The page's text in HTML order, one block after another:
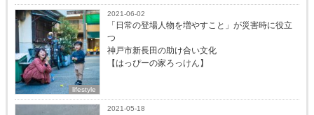
lifestyle
2021-06-02
「日常の登場人物を増やすこと」が災害時に役立
つ
神戸市新長田の助け合い文化
【はっぴーの家ろっけん】
2021-05-18